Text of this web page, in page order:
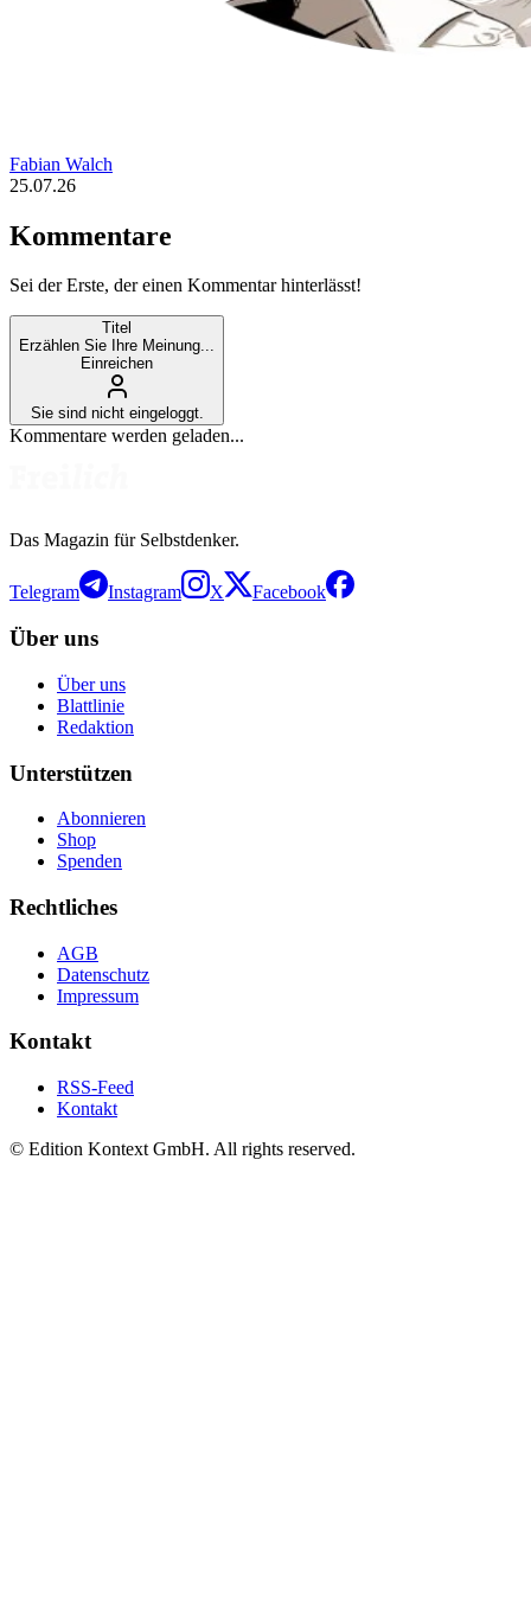
Fabian Walch
25.07.26
Kommentare
Sei der Erste, der einen Kommentar hinterlässt!
Titel
Erzählen Sie Ihre Meinung...
Einreichen
Sie sind nicht eingeloggt.
Kommentare werden geladen...
Das Magazin für Selbstdenker.
Telegram Instagram X Facebook
Über uns
Über uns
Blattlinie
Redaktion
Unterstützen
Abonnieren
Shop
Spenden
Rechtliches
AGB
Datenschutz
Impressum
Kontakt
RSS-Feed
Kontakt
© Edition Kontext GmbH. All rights reserved.